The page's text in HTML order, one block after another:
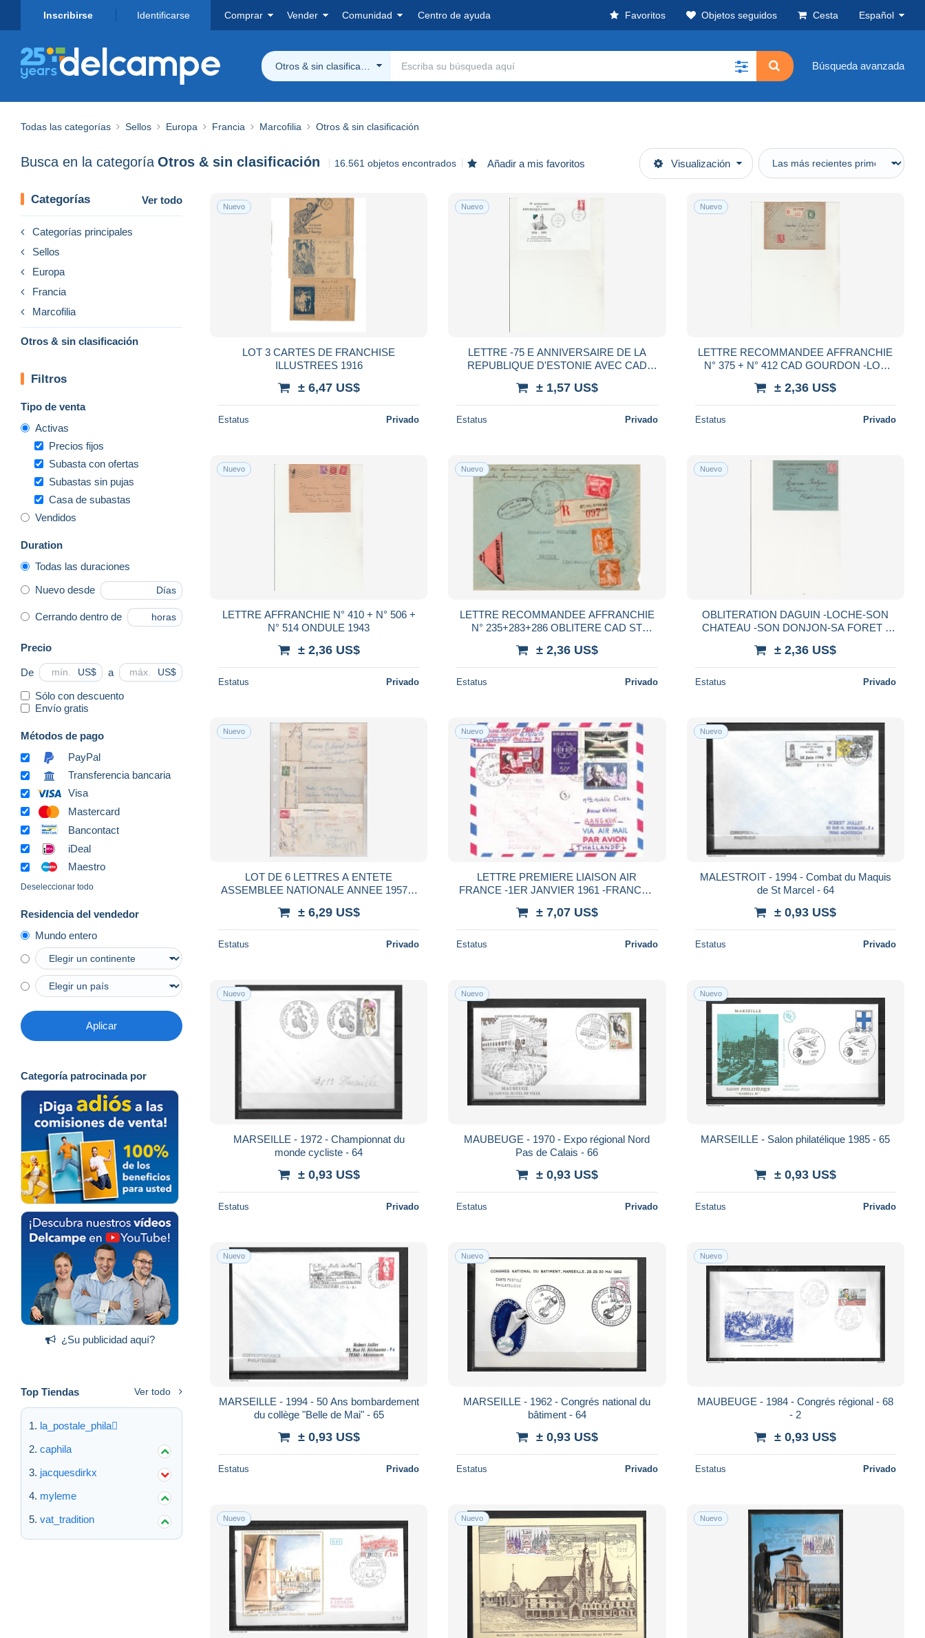
Inscribirse Identificarse Comprar Vender Comunidad Centro de ayuda Favoritos Objetos seguidos Cesta Español
Otros & sin clasificación Búsqueda avanzada
Todas las categorías Sellos Europa Francia Marcofilia Otros & sin clasificación
Busca en la categoría Otros & sin clasificación 16.561 objetos encontrados Añadir a mis favoritos Visualización
Categorías Ver todo
Categorías principales
Sellos
Europa
Francia
Marcofilia
Otros & sin clasificación
Filtros
Tipo de venta
Activas
Precios fijos
Subasta con ofertas
Subastas sin pujas
Casa de subastas
Vendidos
Duration
Todas las duraciones
Nuevo desde Días
Cerrando dentro de horas
Precio
De US$ a US$
Sólo con descuento
Envío gratis
Métodos de pago
PayPal
Transferencia bancaria
Visa
Mastercard
Bancontact
iDeal
Maestro
Deseleccionar todo
Residencia del vendedor
Mundo entero
Aplicar
Categoría patrocinada por
¿Su publicidad aquí?
Top Tiendas Ver todo
la_postale_phila
caphila
jacquesdirkx
myleme
vat_tradition
Nuevo
LOT 3 CARTES DE FRANCHISE
ILLUSTREES 1916
± 6,47 US$
Estatus Privado
Nuevo
LETTRE -75 E ANNIVERSAIRE DE LA
REPUBLIQUE D'ESTONIE AVEC CAD
± 1,57 US$
Estatus Privado
Nuevo
LETTRE RECOMMANDEE AFFRANCHIE
N° 375 + N° 412 CAD GOURDON -LOT
± 2,36 US$
Estatus Privado
Nuevo
LETTRE AFFRANCHIE N° 410 + N° 506 +
N° 514 ONDULE 1943
± 2,36 US$
Estatus Privado
Nuevo
LETTRE RECOMMANDEE AFFRANCHIE
N° 235+283+286 OBLITERE CAD ST
1934
± 2,36 US$
Estatus Privado
Nuevo
OBLITERATION DAGUIN -LOCHE-SON
CHATEAU -SON DONJON-SA FORET -
± 2,36 US$
Estatus Privado
Nuevo
LOT DE 6 LETTRES A ENTETE
ASSEMBLEE NATIONALE ANNEE 1957 A
± 6,29 US$
Estatus Privado
Nuevo
LETTRE PREMIERE LIAISON AIR
FRANCE -1ER JANVIER 1961 -FRANCE -
± 7,07 US$
Estatus Privado
Nuevo
MALESTROIT - 1994 - Combat du Maquis
de St Marcel - 64
± 0,93 US$
Estatus Privado
Nuevo
MARSEILLE - 1972 - Championnat du
monde cycliste - 64
± 0,93 US$
Estatus Privado
Nuevo
MAUBEUGE - 1970 - Expo régional Nord
Pas de Calais - 66
± 0,93 US$
Estatus Privado
Nuevo
MARSEILLE - Salon philatélique 1985 - 65
± 0,93 US$
Estatus Privado
Nuevo
MARSEILLE - 1994 - 50 Ans bombardement
du collège "Belle de Mai" - 65
± 0,93 US$
Estatus Privado
Nuevo
MARSEILLE - 1962 - Congrés national du
bâtiment - 64
± 0,93 US$
Estatus Privado
Nuevo
MAUBEUGE - 1984 - Congrés régional - 68
- 2
± 0,93 US$
Estatus Privado
Nuevo Nuevo Nuevo